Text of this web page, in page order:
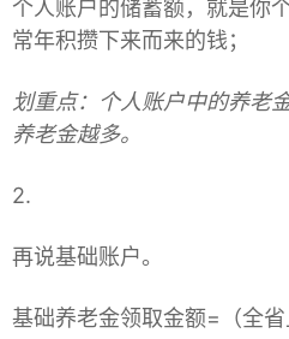
个人账户的储蓄额，就是你
常年积攒下来而来的钱；
划重点：个人账户中的养老
养老金越多。
2.
再说基础账户。
基础养老金领取金额=（全